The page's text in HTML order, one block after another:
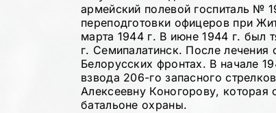
армейский полевой госпиталь №
переподготовки офицеров при
марта 1944 г. В июне 1944 г. был
г. Семипалатинск. После
Белорусских фронтах. В начале
взвода 206-го запасного
Алексеевну Коногорову,
батальоне охраны.